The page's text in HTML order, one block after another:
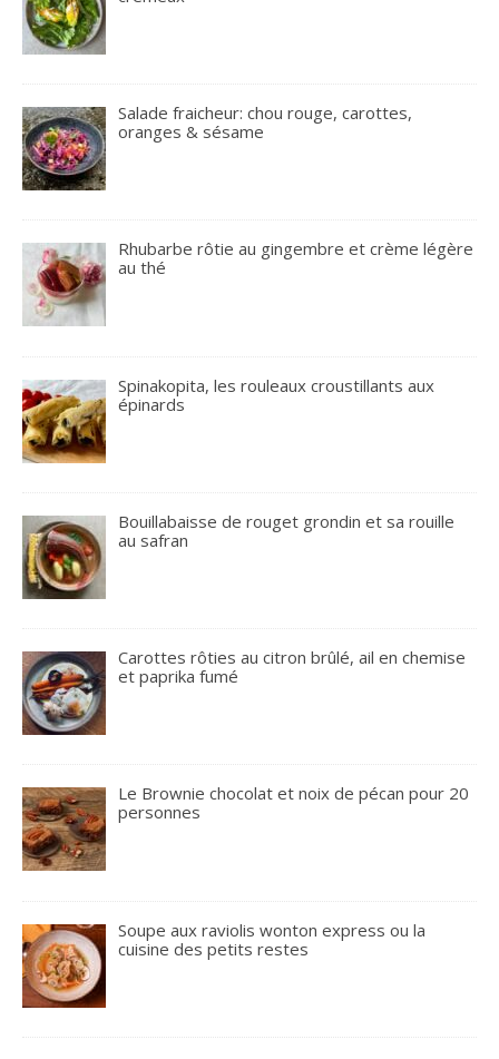
Salade fraicheur: chou rouge, carottes,
oranges & sésame
Rhubarbe rôtie au gingembre et crème légère
au thé
Spinakopita, les rouleaux croustillants aux
épinards
Bouillabaisse de rouget grondin et sa rouille
au safran
Carottes rôties au citron brûlé, ail en chemise
et paprika fumé
Le Brownie chocolat et noix de pécan pour 20
personnes
Soupe aux raviolis wonton express ou la
cuisine des petits restes